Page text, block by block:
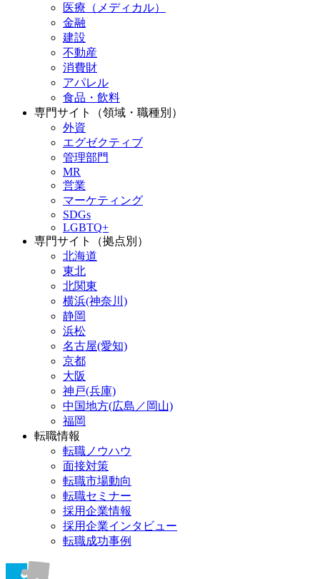
医療（メディカル）
金融
建設
不動産
消費財
アパレル
食品・飲料
専門サイト（領域・職種別）
外資
エグゼクティブ
管理部門
MR
営業
マーケティング
SDGs
LGBTQ+
専門サイト（拠点別）
北海道
東北
北関東
横浜(神奈川)
静岡
浜松
名古屋(愛知)
京都
大阪
神戸(兵庫)
中国地方(広島／岡山)
福岡
転職情報
転職ノウハウ
面接対策
転職市場動向
転職セミナー
採用企業情報
採用企業インタビュー
転職成功事例